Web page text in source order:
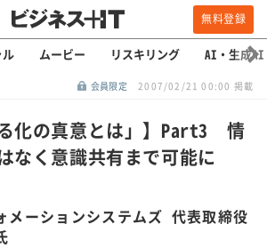
無料登録
ル ムービー リスキリング AI・生成AI
会員限定 2007/02/21 00:00 掲載
る化の真意とは」】Part3 情
なく意識共有まで可能に
メーションシステムズ 代表取締役